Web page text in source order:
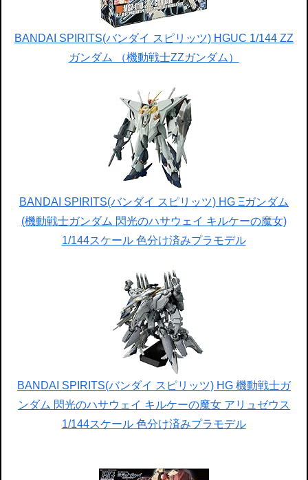
BANDAI SPIRITS(バンダイ スピリッツ) HGUC 1/144 ZZ
ガンダム （機動戦士ZZガンダム）
BANDAI SPIRITS(バンダイ スピリッツ) HG Ξガンダム
(機動戦士ガンダム 閃光のハサウェイ キルケーの魔女)
1/144スケール 色分け済みプラモデル
BANDAI SPIRITS(バンダイ スピリッツ) HG 機動戦士ガ
ンダム 閃光のハサウェイ キルケーの魔女 アリュゼウス
1/144スケール 色分け済みプラモデル